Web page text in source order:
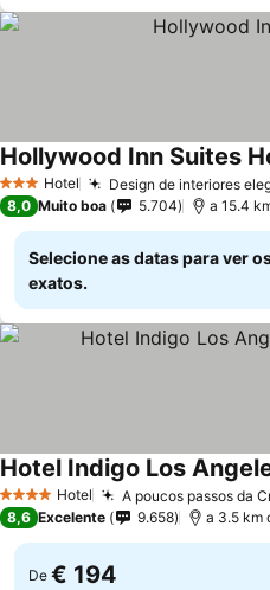
3 EstrelasHotel Design de interiores
Hollywood Inn Suites
8,0 Muito boa 5.704 a 15.4
Selecione as datas para ver
exatos.
4 EstrelasHotel A poucos passos da
Hotel Indigo Los
8,6 Excelente 9.658 a 3.5 km
De € 194